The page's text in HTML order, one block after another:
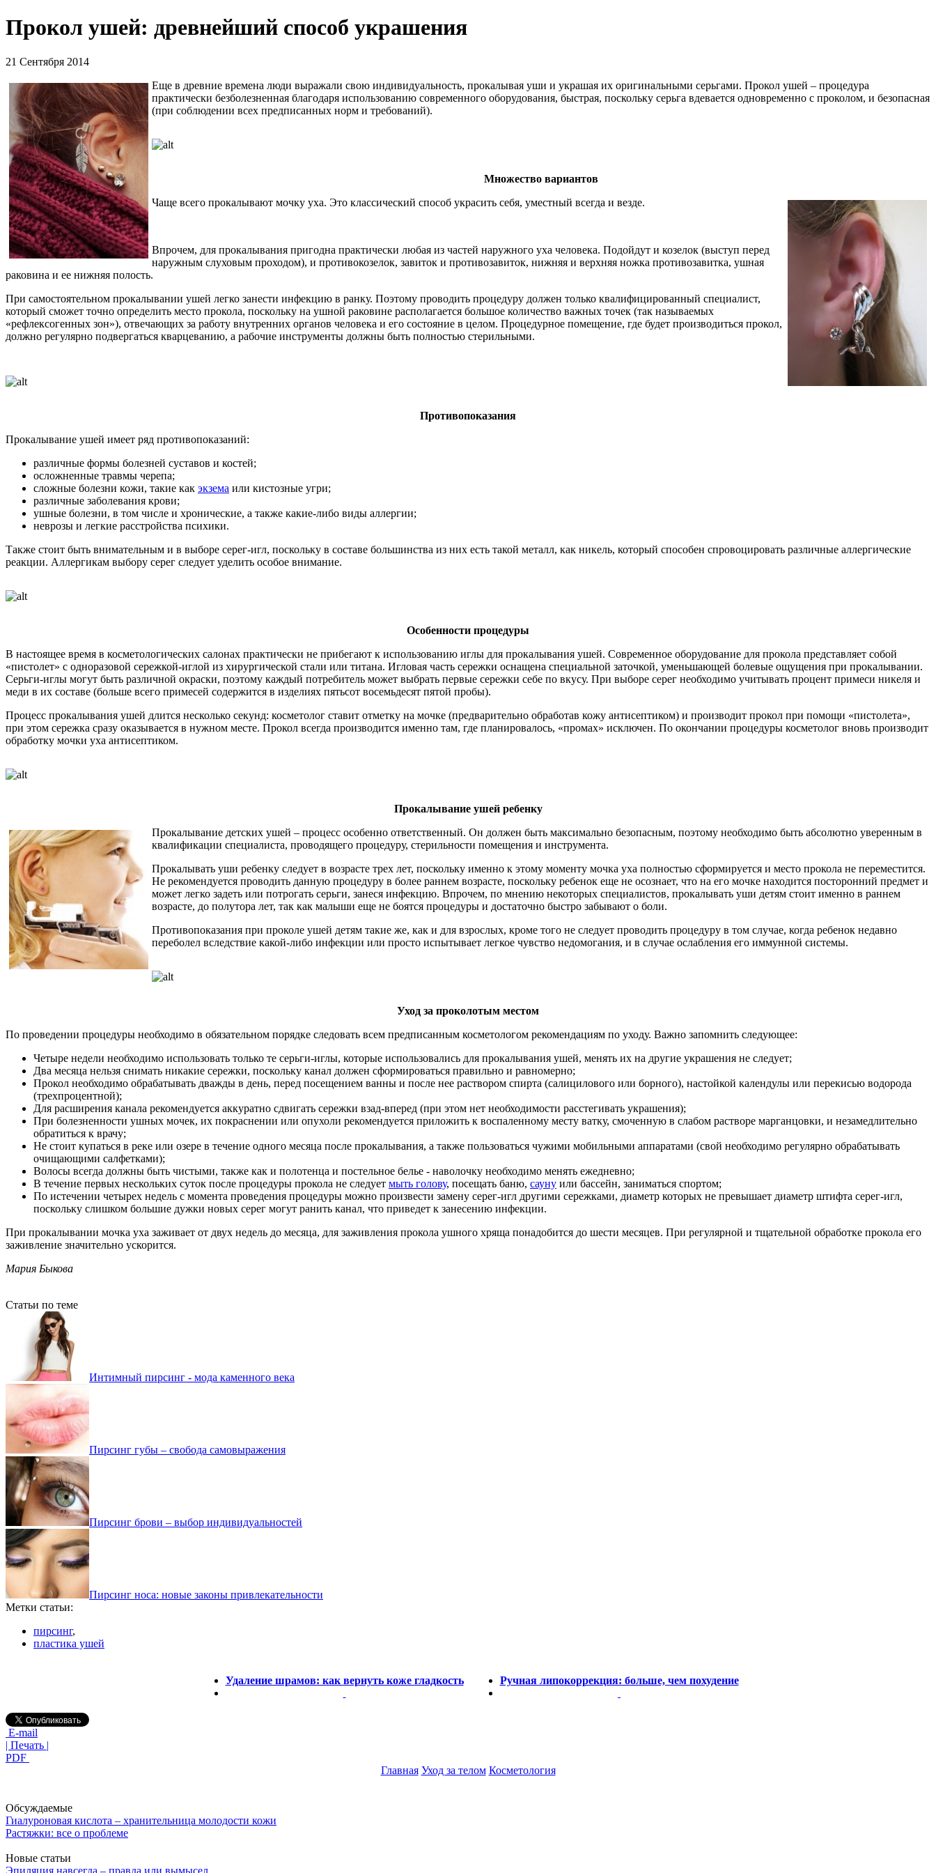
Прокол ушей: древнейший способ украшения
21 Сентября 2014
Еще в древние времена люди выражали свою индивидуальность, прокалывая уши и украшая их оригинальными серьгами. Прокол ушей – процедура
практически безболезненная благодаря использованию современного оборудования, быстрая, поскольку серьга вдевается одновременно с проколом, и безопасная
(при соблюдении всех предписанных норм и требований).
Множество вариантов
Чаще всего прокалывают мочку уха. Это классический способ украсить себя, уместный всегда и везде.
Впрочем, для прокалывания пригодна практически любая из частей наружного уха человека. Подойдут и козелок (выступ перед
наружным слуховым проходом), и противокозелок, завиток и противозавиток, нижняя и верхняя ножка противозавитка, ушная
раковина и ее нижняя полость.
При самостоятельном прокалывании ушей легко занести инфекцию в ранку. Поэтому проводить процедуру должен только квалифицированный специалист,
который сможет точно определить место прокола, поскольку на ушной раковине располагается большое количество важных точек (так называемых
«рефлексогенных зон»), отвечающих за работу внутренних органов человека и его состояние в целом. Процедурное помещение, где будет производиться прокол,
должно регулярно подвергаться кварцеванию, а рабочие инструменты должны быть полностью стерильными.
Противопоказания
Прокалывание ушей имеет ряд противопоказаний:
различные формы болезней суставов и костей;
осложненные травмы черепа;
сложные болезни кожи, такие как экзема или кистозные угри;
различные заболевания крови;
ушные болезни, в том числе и хронические, а также какие-либо виды аллергии;
неврозы и легкие расстройства психики.
Также стоит быть внимательным и в выборе серег-игл, поскольку в составе большинства из них есть такой металл, как никель, который способен спровоцировать различные аллергические
реакции. Аллергикам выбору серег следует уделить особое внимание.
Особенности процедуры
В настоящее время в косметологических салонах практически не прибегают к использованию иглы для прокалывания ушей. Современное оборудование для прокола представляет собой
«пистолет» с одноразовой сережкой-иглой из хирургической стали или титана. Игловая часть сережки оснащена специальной заточкой, уменьшающей болевые ощущения при прокалывании.
Серьги-иглы могут быть различной окраски, поэтому каждый потребитель может выбрать первые сережки себе по вкусу. При выборе серег необходимо учитывать процент примеси никеля и
меди в их составе (больше всего примесей содержится в изделиях пятьсот восемьдесят пятой пробы).
Процесс прокалывания ушей длится несколько секунд: косметолог ставит отметку на мочке (предварительно обработав кожу антисептиком) и производит прокол при помощи «пистолета»,
при этом сережка сразу оказывается в нужном месте. Прокол всегда производится именно там, где планировалось, «промах» исключен. По окончании процедуры косметолог вновь производит
обработку мочки уха антисептиком.
Прокалывание ушей ребенку
Прокалывание детских ушей – процесс особенно ответственный. Он должен быть максимально безопасным, поэтому необходимо быть абсолютно уверенным в
квалификации специалиста, проводящего процедуру, стерильности помещения и инструмента.
Прокалывать уши ребенку следует в возрасте трех лет, поскольку именно к этому моменту мочка уха полностью сформируется и место прокола не переместится.
Не рекомендуется проводить данную процедуру в более раннем возрасте, поскольку ребенок еще не осознает, что на его мочке находится посторонний предмет и
может легко задеть или потрогать серьги, занеся инфекцию. Впрочем, по мнению некоторых специалистов, прокалывать уши детям стоит именно в раннем
возрасте, до полутора лет, так как малыши еще не боятся процедуры и достаточно быстро забывают о боли.
Противопоказания при проколе ушей детям такие же, как и для взрослых, кроме того не следует проводить процедуру в том случае, когда ребенок недавно
переболел вследствие какой-либо инфекции или просто испытывает легкое чувство недомогания, и в случае ослабления его иммунной системы.
Уход за проколотым местом
По проведении процедуры необходимо в обязательном порядке следовать всем предписанным косметологом рекомендациям по уходу. Важно запомнить следующее:
Четыре недели необходимо использовать только те серьги-иглы, которые использовались для прокалывания ушей, менять их на другие украшения не следует;
Два месяца нельзя снимать никакие сережки, поскольку канал должен сформироваться правильно и равномерно;
Прокол необходимо обрабатывать дважды в день, перед посещением ванны и после нее раствором спирта (салицилового или борного), настойкой календулы или перекисью водорода
(трехпроцентной);
Для расширения канала рекомендуется аккуратно сдвигать сережки взад-вперед (при этом нет необходимости расстегивать украшения);
При болезненности ушных мочек, их покраснении или опухоли рекомендуется приложить к воспаленному месту ватку, смоченную в слабом растворе марганцовки, и незамедлительно
обратиться к врачу;
Не стоит купаться в реке или озере в течение одного месяца после прокалывания, а также пользоваться чужими мобильными аппаратами (свой необходимо регулярно обрабатывать
очищающими салфетками);
Волосы всегда должны быть чистыми, также как и полотенца и постельное белье - наволочку необходимо менять ежедневно;
В течение первых нескольких суток после процедуры прокола не следует мыть голову, посещать баню, сауну или бассейн, заниматься спортом;
По истечении четырех недель с момента проведения процедуры можно произвести замену серег-игл другими сережками, диаметр которых не превышает диаметр штифта серег-игл,
поскольку слишком большие дужки новых серег могут ранить канал, что приведет к занесению инфекции.
При прокалывании мочка уха заживает от двух недель до месяца, для заживления прокола ушного хряща понадобится до шести месяцев. При регулярной и тщательной обработке прокола его
заживление значительно ускорится.
Мария Быкова
Статьи по теме
Интимный пирсинг - мода каменного века
Пирсинг губы – свобода самовыражения
Пирсинг брови – выбор индивидуальностей
Пирсинг носа: новые законы привлекательности
Метки статьи:
пирсинг,
пластика ушей
Удаление шрамов: как вернуть коже гладкость Ручная липокоррекция: больше, чем похудение
E-mail
| Печать |
PDF
Главная Уход за телом Косметология
Обсуждаемые
Гиалуроновая кислота – хранительница молодости кожи
Растяжки: все о проблеме
Новые статьи
Эпиляция навсегда – правда или вымысел